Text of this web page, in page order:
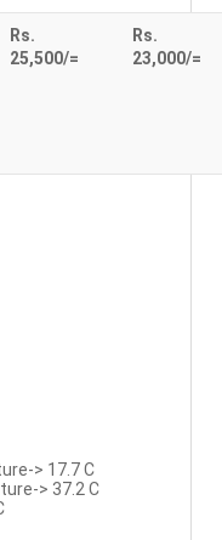
Rs.
25,500/=
Rs.
23,000/=
> 17.7 C
> 37.2 C